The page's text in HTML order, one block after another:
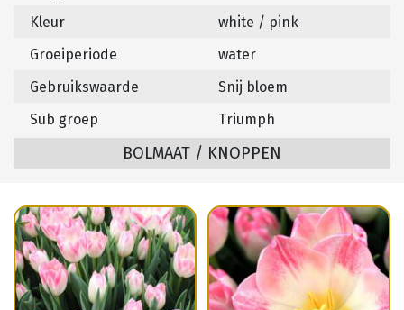
Kleur
white / pink
Groeiperiode
water
Gebruikswaarde
Snij bloem
Sub groep
Triumph
BOLMAAT / KNOPPEN